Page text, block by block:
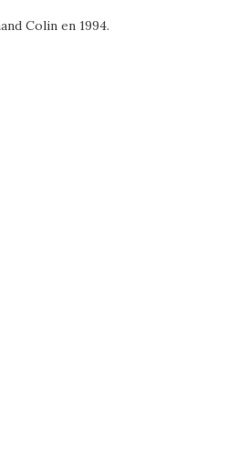
Colin en 1994.